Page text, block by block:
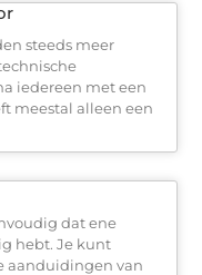
steeds meer
iedereen met een
meestal alleen een
dat ene
hebt. Je kunt
aanduidingen van